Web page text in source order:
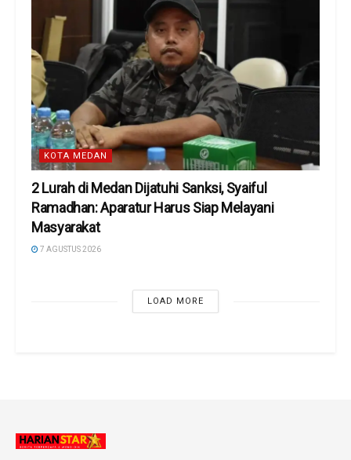
KOTA MEDAN
2 Lurah di Medan Dijatuhi Sanksi, Syaiful
Ramadhan: Aparatur Harus Siap Melayani
Masyarakat
7 AGUSTUS 2026
LOAD MORE